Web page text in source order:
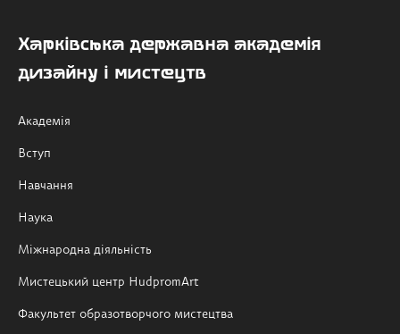
Харківська державна академія
дизайну і мистецтв
Академія
Вступ
Навчання
Наука
Міжнародна діяльність
Мистецький центр HudpromArt
Факультет образотворчого мистецтва